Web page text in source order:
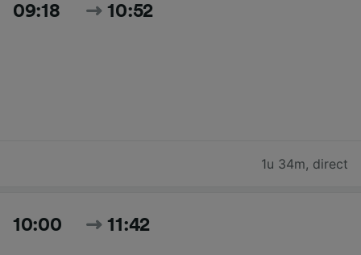
09:18 10:52
1u 34m, direct
10:00 11:42